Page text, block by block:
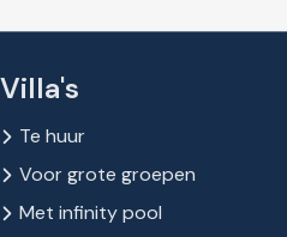
Villa's
Te huur
Voor grote groepen
Met infinity pool